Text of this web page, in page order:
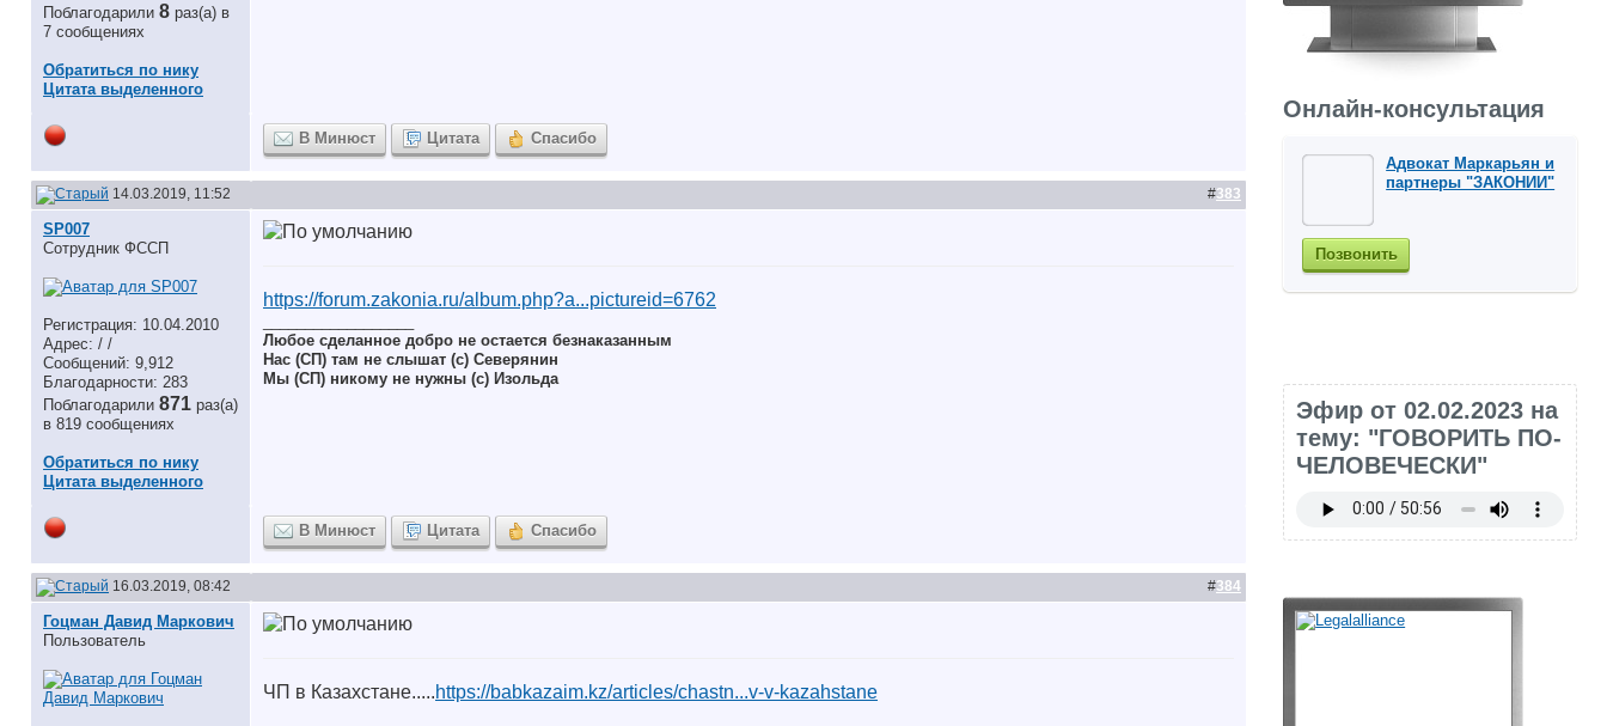
Поблагодарили 8 раз(а) в
7 сообщениях
Обратиться по нику
Цитата выделенного
В Минюст Цитата Спасибо
14.03.2019, 11:52 #383
SP007
Сотрудник ФССП
Регистрация: 10.04.2010
Адрес: / /
Сообщений: 9,912
Благодарности: 283
Поблагодарили 871 раз(а)
в 819 сообщениях
Обратиться по нику
Цитата выделенного
https://forum.zakonia.ru/album.php?a...pictureid=6762
Любое сделанное добро не остается безнаказанным
Нас (СП) там не слышат (с) Северянин
Мы (СП) никому не нужны (с) Изольда
В Минюст Цитата Спасибо
16.03.2019, 08:42 #384
Гоцман Давид Маркович
Пользователь
ЧП в Казахстане.....https://babkazaim.kz/articles/chastn...v-v-kazahstane
Онлайн-консультация
Адвокат Маркарьян и
партнеры "ЗАКОНИИ"
Позвонить
Эфир от 02.02.2023 на
тему: "ГОВОРИТЬ ПО-
ЧЕЛОВЕЧЕСКИ"